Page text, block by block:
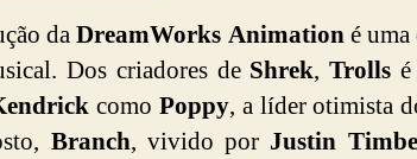
daDreamWorks Animationé uma
Dos criadores de Shrek,Trolls
como Poppy, a líder otimista
Branch, vivido por Justin